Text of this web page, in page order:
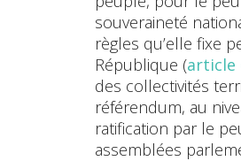
souveraineté
règles qu’elle fixe
République (article
des collectivités
référendum, au
ratification par le
assemblées